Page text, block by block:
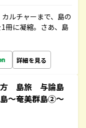
ルチャーまで、島の
冊に凝縮。さあ、島
詳細を見る
方 島旅 与論島
～奄美群島②～